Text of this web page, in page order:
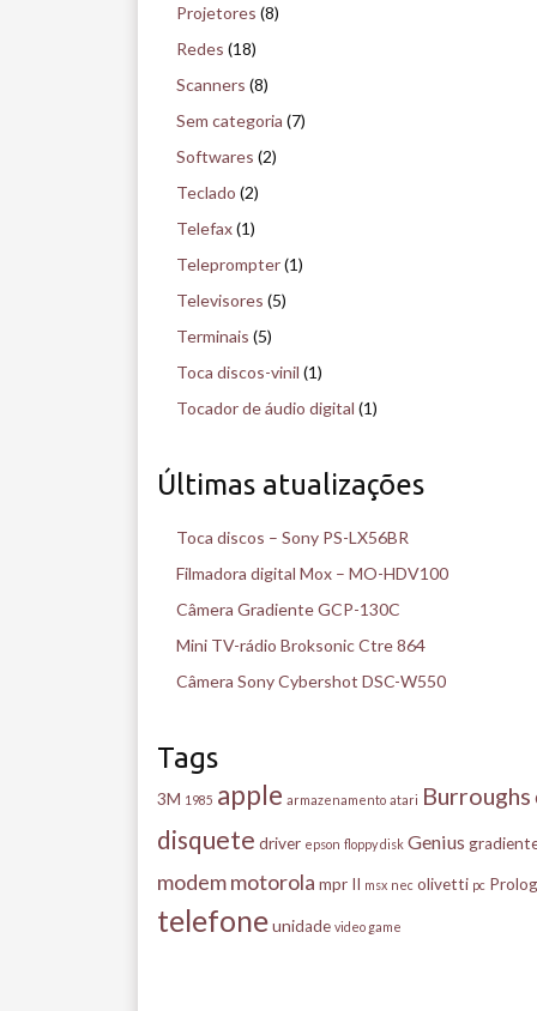
Projetores (8)
Redes (18)
Scanners (8)
Sem categoria (7)
Softwares (2)
Teclado (2)
Telefax(1)
Teleprompter(1)
Televisores (5)
Terminais (5)
Toca discos-vinil (1)
Tocador de áudio digital (1)
Últimas atualizações
Toca discos – Sony PS-LX56BR
Filmadora digital Mox – MO-HDV100
Câmera Gradiente GCP-130C
Mini TV-rádio Broksonic Ctre 864
Câmera Sony Cybershot DSC-W550
Tags
3M 1985 apple armazenamento atari Burroughs
disquete driver epson floppy disk Genius
modemmotorola mpr II msx nec olivetti pc
telefoneunidade video game